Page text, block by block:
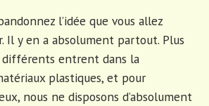
l’idée que vous allez
Il y en a absolument partout. Plus
entrent dans la
plastiques, et pour
nous ne disposons d’absolument